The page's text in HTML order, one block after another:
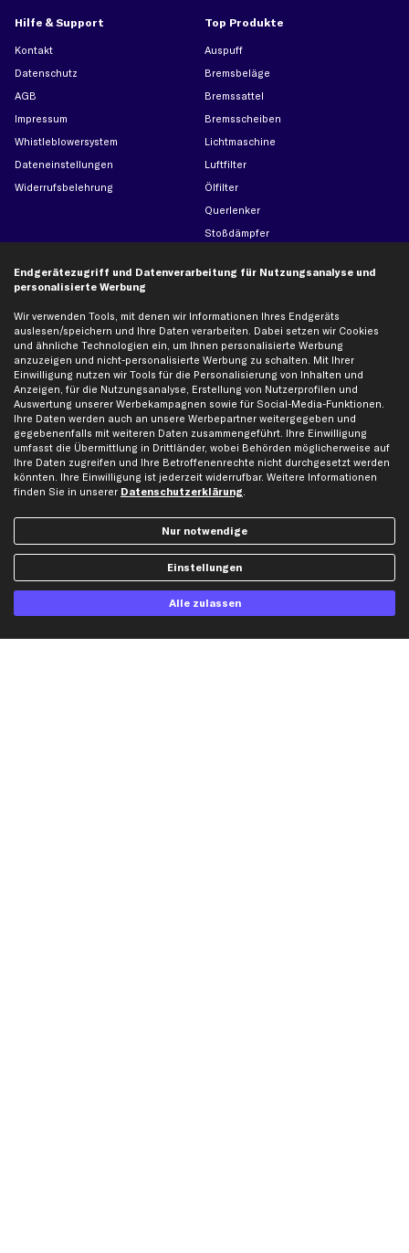
Hilfe & Support
Kontakt
Datenschutz
AGB
Impressum
Whistleblowersystem
Dateneinstellungen
Widerrufsbelehrung
Top Produkte
Auspuff
Bremsbeläge
Bremssattel
Bremsscheiben
Lichtmaschine
Luftfilter
Ölfilter
Querlenker
Stoßdämpfer
Audi Ersatzteile
BMW Ersatzteile
Ford Ersatzteile
Mercedes-Benz Ersatzteile
Opel Ersatzteile
Peugeot Ersatzteile
Renault Ersatzteile
Seat Ersatzteile
Skoda Ersatzteile
VW Ersatzteile
Social Media
Endgerätezugriff und Datenverarbeitung für Nutzungsanalyse und
personalisierte Werbung
Wir verwenden Tools, mit denen wir Informationen Ihres Endgeräts
auslesen/speichern und Ihre Daten verarbeiten. Dabei setzen wir Cookies
und ähnliche Technologien ein, um Ihnen personalisierte Werbung
anzuzeigen und nicht-personalisierte Werbung zu schalten. Mit Ihrer
Einwilligung nutzen wir Tools für die Personalisierung von Inhalten und
Anzeigen, für die Nutzungsanalyse, Erstellung von Nutzerprofilen und
Auswertung unserer Werbekampagnen sowie für Social-Media-Funktionen.
Ihre Daten werden auch an unsere Werbepartner weitergegeben und
gegebenenfalls mit weiteren Daten zusammengeführt. Ihre Einwilligung
umfasst die Übermittlung in Drittländer, wobei Behörden möglicherweise auf
Ihre Daten zugreifen und Ihre Betroffenenrechte nicht durchgesetzt werden
könnten. Ihre Einwilligung ist jederzeit widerrufbar. Weitere Informationen
finden Sie in unserer Datenschutzerklärung.
Nur notwendige
Einstellungen
Alle zulassen